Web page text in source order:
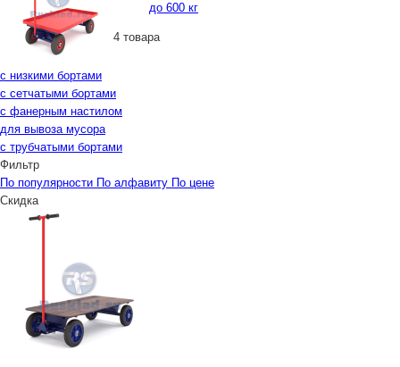
до 600 кг
4 товара
с низкими бортами
с сетчатыми бортами
с фанерным настилом
для вывоза мусора
с трубчатыми бортами
Фильтр
По популярности По алфавиту По цене
Скидка